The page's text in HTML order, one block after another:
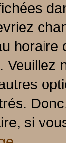
Veuillez
si